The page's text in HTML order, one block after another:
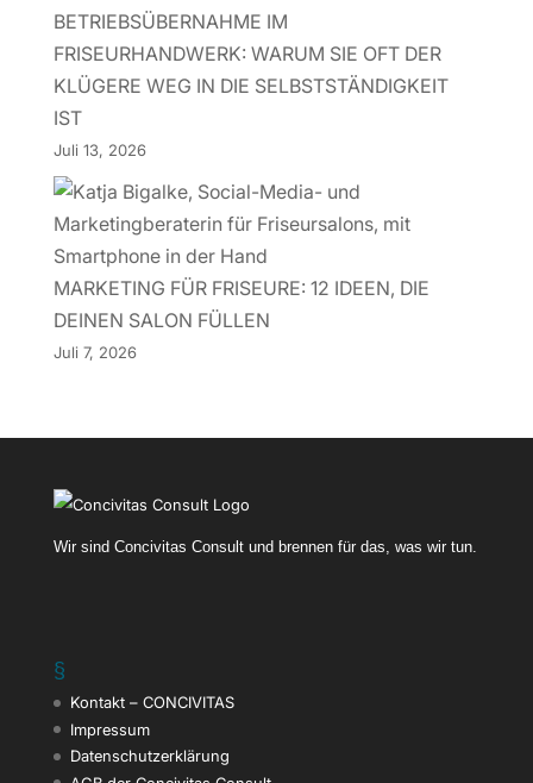
BETRIEBSÜBERNAHME IM
FRISEURHANDWERK: WARUM SIE OFT DER
KLÜGERE WEG IN DIE SELBSTSTÄNDIGKEIT
IST
Juli 13, 2026
MARKETING FÜR FRISEURE: 12 IDEEN, DIE
DEINEN SALON FÜLLEN
Juli 7, 2026
Wir sind Concivitas Consult und brennen für das, was wir tun.
§
Kontakt – CONCIVITAS
Impressum
Datenschutzerklärung